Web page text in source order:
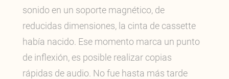
sonido en un soporte magnético, de
reducidas dimensiones, la cinta de cassette
había nacido. Ese momento marca un punto
de inflexión, es posible realizar copias
rápidas de audio. No fue hasta más tarde